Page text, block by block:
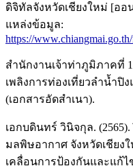
ดิจิทัลจังหวัดเชียงใหม่ [ออ
แหล่งข้อมูล:
https://
สำนักงานเจ้าท่าภูมิภาคที่
เพลิงการท่องเที่ยวลำน้ำปิ
(เอกสารอัดสำเนา).
เอกบดินทร์ วินิจกุล.
มลพิษอากาศ จังหวัดเชียง
เคลื่อนการป้องกันและแก้